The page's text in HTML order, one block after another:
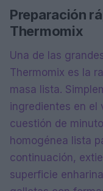
Preparación
Thermomix
Una de las
Thermomix es la
masa lista.
ingredientes en el
cuestión de
homogénea lista
continuación,
superficie